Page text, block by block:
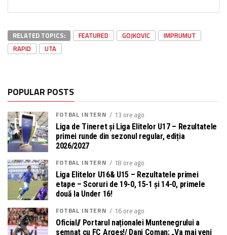
RELATED TOPICS: FEATURED GOJKOVIC
IMPRUMUT
RAPID
UTA
POPULAR POSTS
FOTBAL INTERN 13 ore ago
Liga de Tineret și Liga Elitelor U17 – Rezultatele
primei runde din sezonul regular, ediția
2026/2027
FOTBAL INTERN
18 ore ago
Liga Elitelor U16& U15 – Rezultatele primei
etape – Scoruri de 19-0, 15-1 și 14-0, primele
două la Under 16!
FOTBAL INTERN
16 ore ago
Oficial// Portarul naționalei Muntenegrului a
semnat cu FC Argeș!/ Dani Coman: „Va mai veni